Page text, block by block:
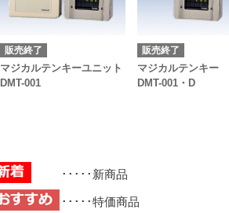
販売終了
マジカルテンキーユニット
DMT-001
販売終了
マジカルテンキー
DMT-001・D
･････新商品
･････特価商品